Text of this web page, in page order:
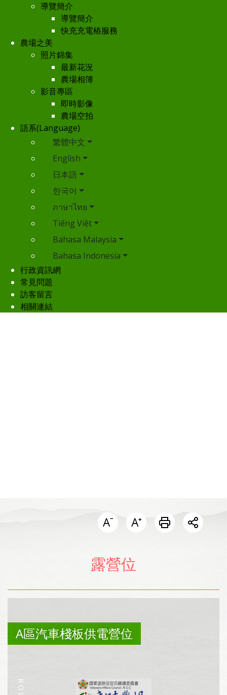
導覽簡介
導覽簡介
快充充電樁服務
農場之美
照片錦集
最新花況
農場相簿
影音專區
即時影像
農場空拍
語系(Language)
繁體中文
English
日本語
한국어
ภาษาไทย
Tiếng Việt
Bahasa Malaysia
Bahasa Indonesia
行政資訊網
常見問題
訪客留言
相關連結
開啟
露營位
A區汽車棧板供電營位